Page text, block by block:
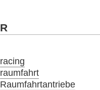
R
racing
raumfahrt
Raumfahrtantriebe